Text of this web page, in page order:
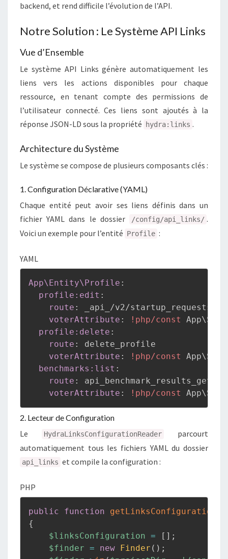
backend, et rend difficile l’évolution de l’API.
Notre Solution : Le Système API Links
Vue d’Ensemble
Le système API Links génère automatiquement les
liens vers les actions disponibles pour chaque
ressource, en tenant compte des permissions de
l’utilisateur connecté. Ces liens sont ajoutés à la
réponse JSON-LD sous la propriété
hydra:links .
Architecture du Système
Le système se compose de plusieurs composants clés :
1. Configuration Déclarative (YAML)
Chaque entité peut avoir ses liens définis dans un
fichier YAML dans le dossier
/config/api_links/ .
Voici un exemple pour l’entité Profile :
YAML
App\Entity\Profile :
profile:edit :
route : _api_/v2/startup_requests/
voterAttribute : !php/const
profile:delete :
route :
delete_profile
voterAttribute : !php/const
benchmarks:list :
route :
voterAttribute : !php/const
2. Lecteur de Configuration
Le HydraLinksConfigurationReader
parcourt
automatiquement tous les fichiers YAML du dossier
api_links et compile la configuration :
PHP
public function getLinksConfiguration
{
$linksConfiguration = [ ] ;
$finder = new Finder ( ) ;